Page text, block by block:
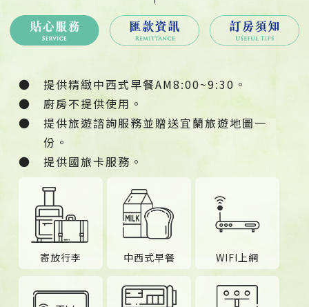
●提供精緻中西式早餐AM8:00~9:30。
●廚房不提供使用。
●提供旅遊諮詢服務並贈送宜蘭旅遊地圖一
份。
●提供國旅卡服務。
寄放行李 中西式早餐 WIFI上網